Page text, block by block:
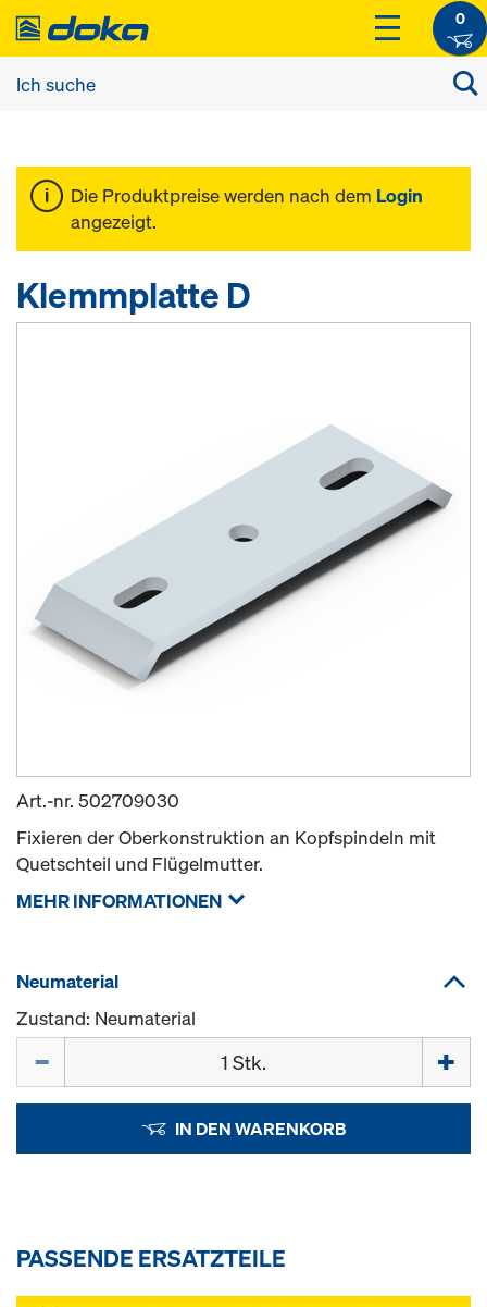
0
Die Produktpreise werden nach dem Login
angezeigt.
Klemmplatte D
Art.-nr. 502709030
Fixieren der Oberkonstruktion an Kopfspindeln mit
Quetschteil und Flügelmutter.
MEHR INFORMATIONEN
Neumaterial
Zustand: Neumaterial
IN DEN WARENKORB
PASSENDE ERSATZTEILE